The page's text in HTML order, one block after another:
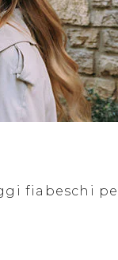
fiabeschi